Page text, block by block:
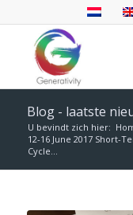
Blog - laatste
U bevindt zich hier:
12-16 June 2017 Short-
Cycle...